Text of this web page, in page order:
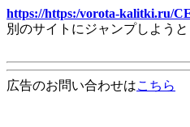
https://https:/vorota-kalitki.ru/
別のサイトにジャンプしよう
広告のお問い合わせはこちら